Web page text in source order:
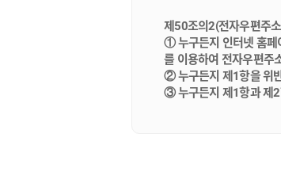
제50조의2(전자우편주
① 누구든지 인터넷 홈페
를 이용하여 전자우편주
② 누구든지 제1항을 위
③ 누구든지 제1항과 제2